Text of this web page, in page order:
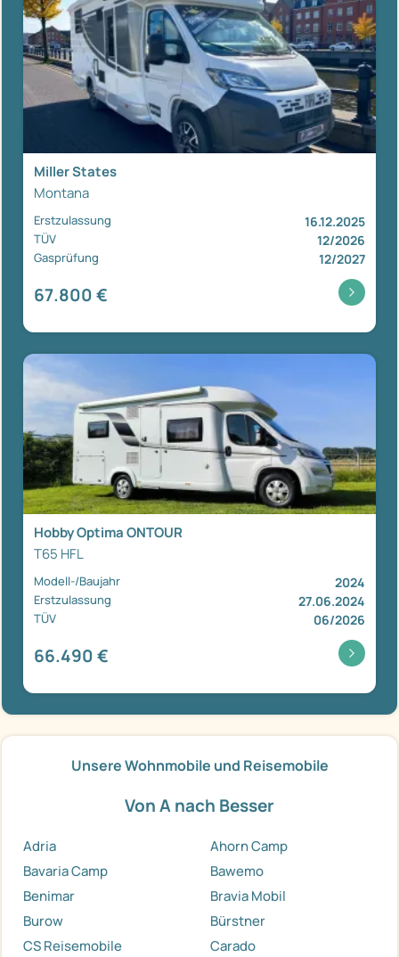
Miller States
Montana
Erstzulassung 16.12.2025
TÜV 12/2026
Gasprüfung 12/2027
67.800 €
Hobby Optima ONTOUR
T65 HFL
Modell-/Baujahr 2024
Erstzulassung 27.06.2024
TÜV 06/2026
66.490 €
Unsere Wohnmobile und Reisemobile
Von A nach Besser
Adria
Ahorn Camp
Bavaria Camp
Bawemo
Benimar
Bravia Mobil
Burow
Bürstner
CS Reisemobile
Carado